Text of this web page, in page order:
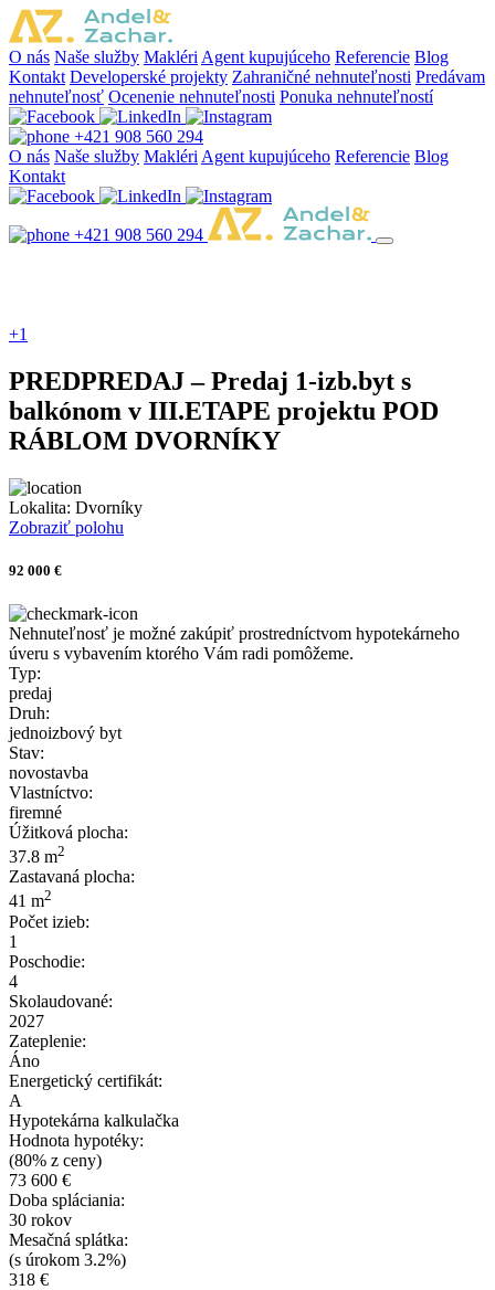
O nás Naše služby Makléri Agent kupujúceho Referencie Blog
Kontakt Developerské projekty Zahraničné nehnuteľnosti Predávam
nehnuteľnosť Ocenenie nehnuteľnosti Ponuka nehnuteľností
+421 908 560 294
O nás Naše služby Makléri Agent kupujúceho Referencie Blog
Kontakt
+421 908 560 294
+1
PREDPREDAJ – Predaj 1-izb.byt s
balkónom v III.ETAPE projektu POD
RÁBLOM DVORNÍKY
Lokalita: Dvorníky
Zobraziť polohu
92 000 €
Nehnuteľnosť je možné zakúpiť prostredníctvom hypotekárneho
úveru s vybavením ktorého Vám radi pomôžeme.
Typ:
predaj
Druh:
jednoizbový byt
Stav:
novostavba
Vlastníctvo:
firemné
Úžitková plocha:
37.8 m2
Zastavaná plocha:
41 m2
Počet izieb:
1
Poschodie:
4
Skolaudované:
2027
Zateplenie:
Áno
Energetický certifikát:
A
Hypotekárna kalkulačka
Hodnota hypotéky:
(80% z ceny)
73 600 €
Doba spláciania:
30 rokov
Mesačná splátka:
(s úrokom 3.2%)
318 €